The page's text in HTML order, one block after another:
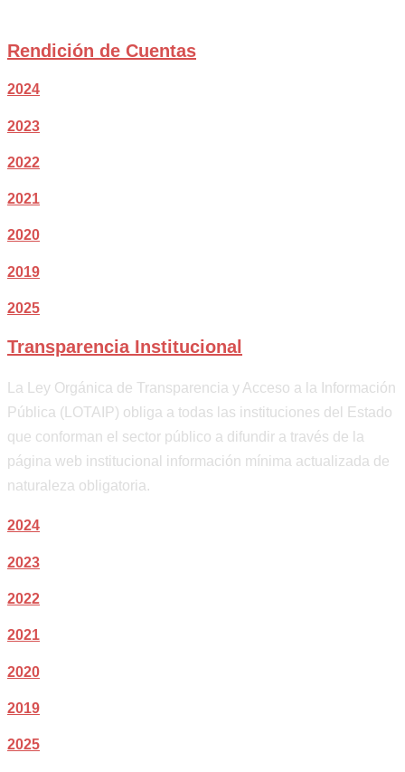
Rendición de Cuentas
2024
2023
2022
2021
2020
2019
2025
Transparencia Institucional
La Ley Orgánica de Transparencia y Acceso a la Información
Pública (LOTAIP) obliga a todas las instituciones del Estado
que conforman el sector público a difundir a través de la
página web institucional información mínima actualizada de
naturaleza obligatoria.
2024
2023
2022
2021
2020
2019
2025